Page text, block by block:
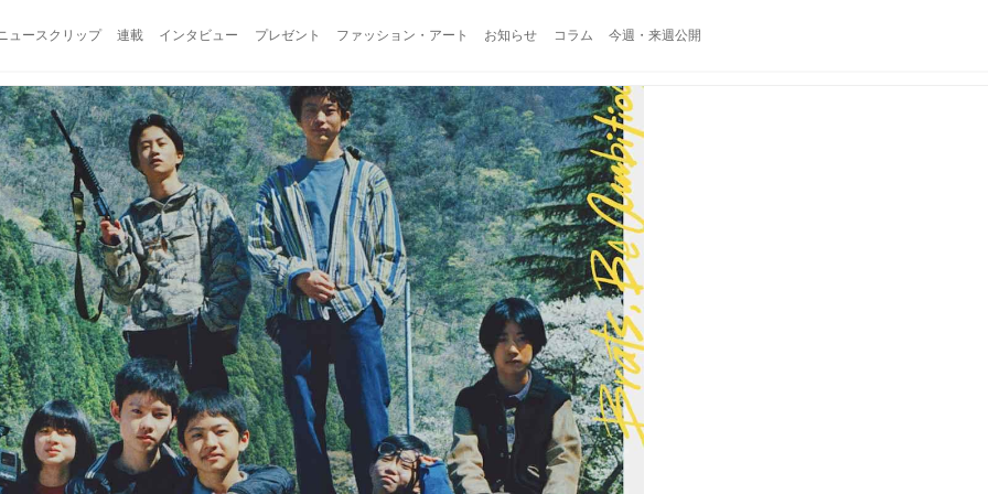
ュースクリップ 連載 インタビュー プレゼント ファッション・アート お知らせ コラム 今週・来週公開